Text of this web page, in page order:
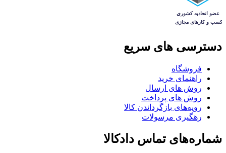
دسترسی های سریع
فروشگاه
راهنمای خرید
روش های ارسال
روش های پرداخت
رویه‌های بازگرداندن کالا
رهگیری مرسولات
شماره‌های تماس دادکالا